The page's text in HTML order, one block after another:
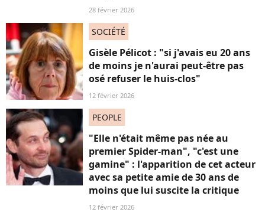
28 février 2026
SOCIÉTÉ
Gisèle Pélicot : "si j'avais eu 20 ans
de moins je n'aurai peut-être pas
osé refuser le huis-clos"
12 février 2026
PEOPLE
"Elle n'était même pas née au
premier Spider-man", "c'est une
gamine" : l'apparition de cet acteur
avec sa petite amie de 30 ans de
moins que lui suscite la critique
12 février 2026